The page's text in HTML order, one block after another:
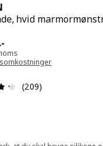
hvid
-
Anmeldelse: 4.3
(209)